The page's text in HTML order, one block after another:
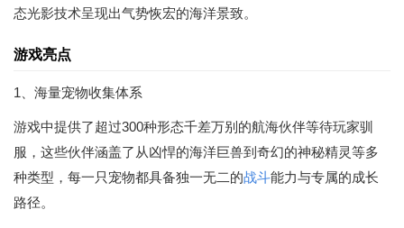
态光影技术呈现出气势恢宏的海洋景致。
游戏亮点
1、海量宠物收集体系
游戏中提供了超过300种形态千差万别的航海伙伴等待玩家驯
服，这些伙伴涵盖了从凶悍的海洋巨兽到奇幻的神秘精灵等多
种类型，每一只宠物都具备独一无二的战斗能力与专属的成长
路径。